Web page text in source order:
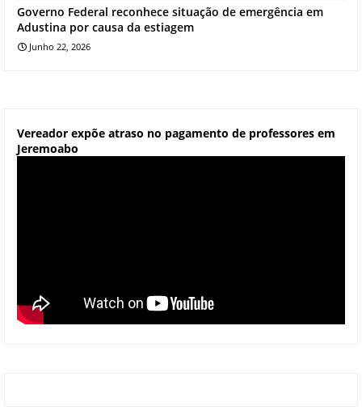
Governo Federal reconhece situação de emergência em
Adustina por causa da estiagem
Junho 22, 2026
Vereador expõe atraso no pagamento de professores em
Jeremoabo